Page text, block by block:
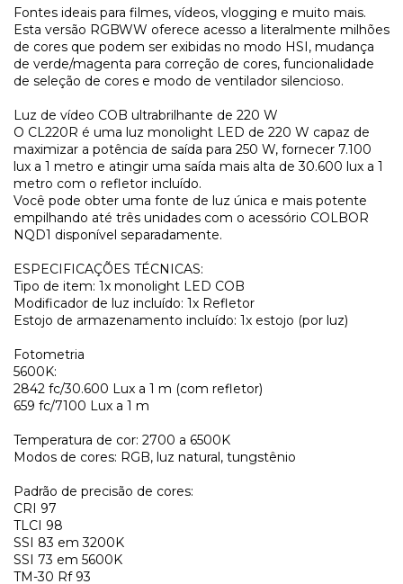
Fontes ideais para filmes, vídeos, vlogging e muito mais.
Esta versão RGBWW oferece acesso a literalmente milhões
de cores que podem ser exibidas no modo HSI, mudança
de verde/magenta para correção de cores, funcionalidade
de seleção de cores e modo de ventilador silencioso.
Luz de vídeo COB ultrabrilhante de 220 W
O CL220R é uma luz monolight LED de 220 W capaz de
maximizar a potência de saída para 250 W, fornecer 7.100
lux a 1 metro e atingir uma saída mais alta de 30.600 lux a 1
metro com o refletor incluído.
Você pode obter uma fonte de luz única e mais potente
empilhando até três unidades com o acessório COLBOR
NQD1 disponível separadamente.
ESPECIFICAÇÕES TÉCNICAS:
Tipo de item: 1x monolight LED COB
Modificador de luz incluído: 1x Refletor
Estojo de armazenamento incluído: 1x estojo (por luz)
Fotometria
5600K:
2842 fc/30.600 Lux a 1 m (com refletor)
659 fc/7100 Lux a 1 m
Temperatura de cor: 2700 a 6500K
Modos de cores: RGB, luz natural, tungstênio
Padrão de precisão de cores:
CRI 97
TLCI 98
SSI 83 em 3200K
SSI 73 em 5600K
TM-30 Rf 93